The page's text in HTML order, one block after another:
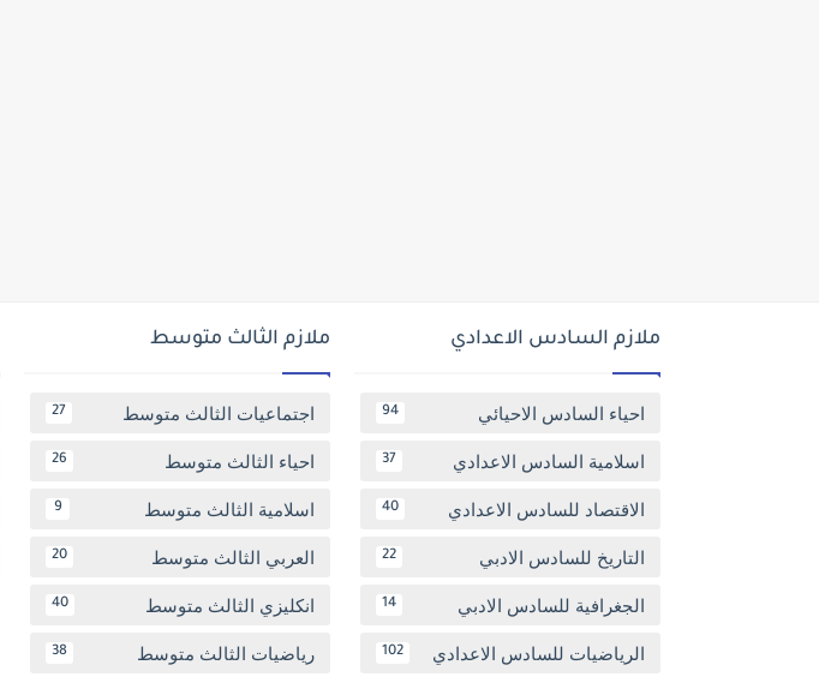
ملازم السادس الاعدادي
احياء السادس الاحيائي 94
اسلامية السادس الاعدادي 37
الاقتصاد للسادس الاعدادي 40
التاريخ للسادس الادبي 22
الجغرافية للسادس الادبي 14
الرياضيات للسادس الاعدادي 102
ملازم الثالث متوسط
اجتماعيات الثالث متوسط 27
احياء الثالث متوسط 26
اسلامية الثالث متوسط 9
العربي الثالث متوسط 20
انكليزي الثالث متوسط 40
رياضيات الثالث متوسط 38